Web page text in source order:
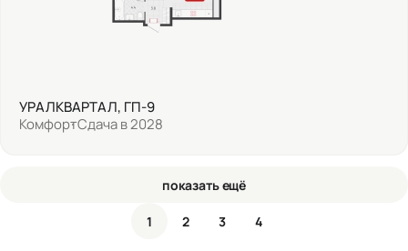
УРАЛКВАРТАЛ, ГП-9
КомфортСдача в 2028
показать ещё
1 2 3 4